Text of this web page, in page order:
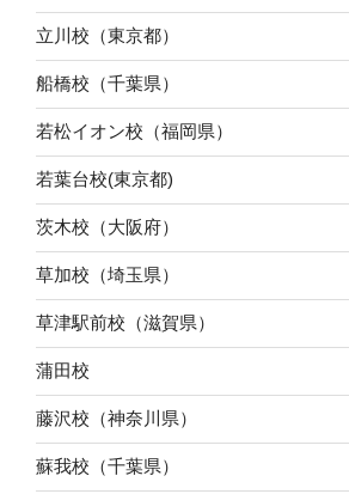
立川校（東京都）
船橋校（千葉県）
若松イオン校（福岡県）
若葉台校(東京都)
茨木校（大阪府）
草加校（埼玉県）
草津駅前校（滋賀県）
蒲田校
藤沢校（神奈川県）
蘇我校（千葉県）